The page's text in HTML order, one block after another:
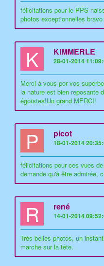
félicitations pour le PPS
photos exceptionnelles bravo
K KIMMERLE
28-01-2014
Merci à vous por vos
la nature est bien reposante
égoïstes!Un grand MERCI!
P picot
18-01-2014
félicitations pour ces vues
demande qu'à être admirée,
R rené
14-01-2014
Très belles photos, un
marche sur la tête.